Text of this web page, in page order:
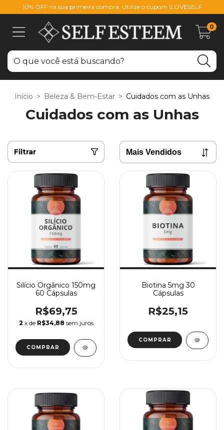
10% OFF na sua primeira compra. Utilize o cupom ILOVESELF
0
Início > Beleza & Bem-Estar > Cuidados com as Unhas
Cuidados com as Unhas
Filtrar
Silício Orgânico 150mg
60 Cápsulas
R$69,75
2 x de R$34,88 sem juros
Biotina 5mg 30
Cápsulas
R$25,15